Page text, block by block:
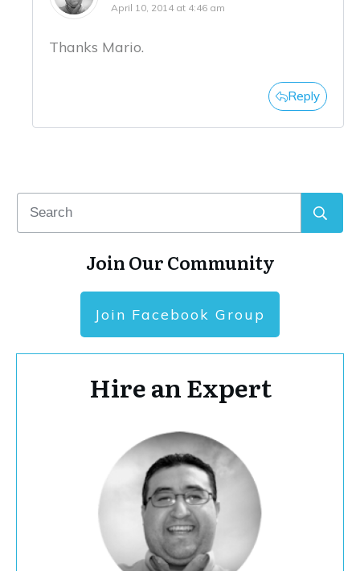
April 10, 2014 at 4:46 am
Thanks Mario.
Reply
Join Our Community
Join Facebook Group
Hire an Expert